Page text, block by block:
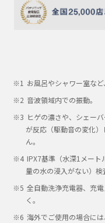
お風呂やシャワー室な
音波領域内での振動。
ヒゲの濃さや、シェー
が反応（駆動音の変化
ん。
IPX7基準（水深1メート
量の水の浸入がない）検
全自動洗浄充電器、充
く。
海外でご使用の場合に